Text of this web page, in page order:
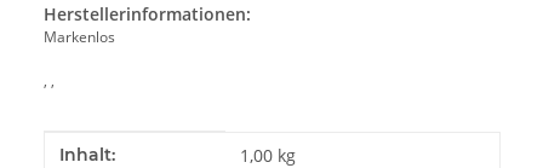
Herstellerinformationen:
Markenlos
, ,
Produkteigenschaft
Wert
Inhalt: 1,00 kg